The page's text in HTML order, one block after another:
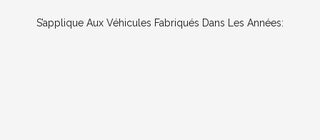
S’applique Aux Véhicules Fabriqués Dans Les Années: